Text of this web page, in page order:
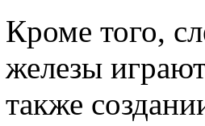
Кроме того,
железы
также